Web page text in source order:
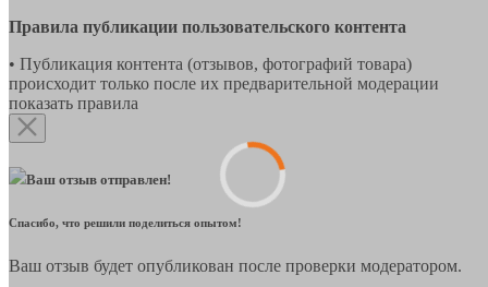
Правила публикации пользовательского контента
• Публикация контента (отзывов, фотографий товара)
происходит только после их предварительной модерации
показать правила
Ваш отзыв отправлен!
Спасибо, что решили поделиться опытом!
Ваш отзыв будет опубликован после проверки модератором.